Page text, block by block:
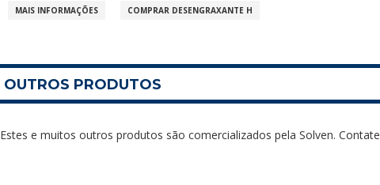
MAIS INFORMAÇÕES COMPRAR DESENGRAXANTE H
OUTROS PRODUTOS
Estes e muitos outros produtos são comercializados pela Solven.